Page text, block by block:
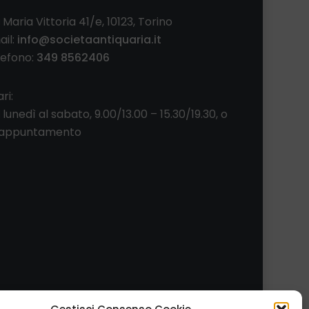
Maria Vittoria 41/e, 10123, Torino
info@societaantiquaria.it
349 8562406
al sabato, 9.00/13.00 – 15.30/19.30, o